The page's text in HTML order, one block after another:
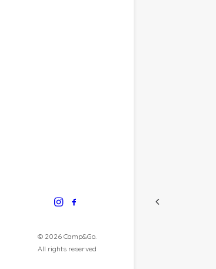
© 2026 Camp&Go.
All rights reserved